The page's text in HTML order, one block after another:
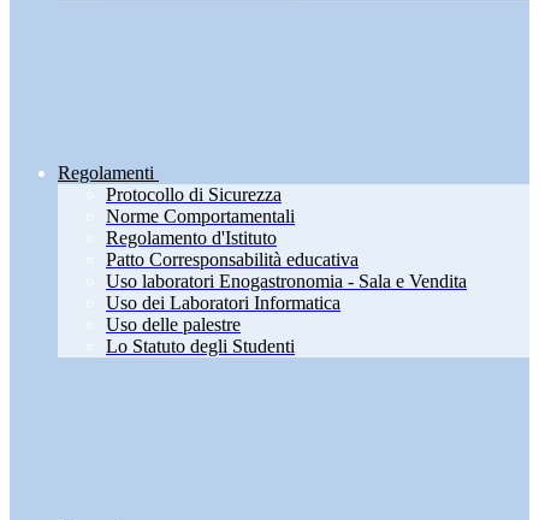
Regolamenti
Protocollo di Sicurezza
Norme Comportamentali
Regolamento d'Istituto
Patto Corresponsabilità educativa
Uso laboratori Enogastronomia - Sala e Vendita
Uso dei Laboratori Informatica
Uso delle palestre
Lo Statuto degli Studenti